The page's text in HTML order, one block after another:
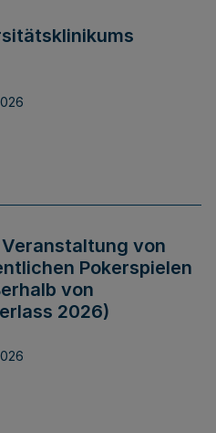
von
Pokerspielen
von
2026)